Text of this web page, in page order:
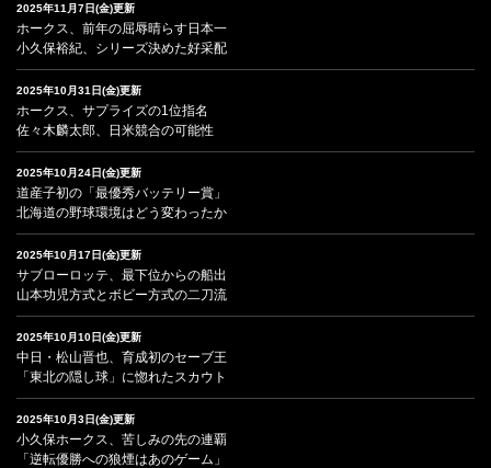
2025年11月7日(金)更新
ホークス、前年の屈辱晴らす日本一
小久保裕紀、シリーズ決めた好采配
2025年10月31日(金)更新
ホークス、サプライズの1位指名
佐々木麟太郎、日米競合の可能性
2025年10月24日(金)更新
道産子初の「最優秀バッテリー賞」
北海道の野球環境はどう変わったか
2025年10月17日(金)更新
サブローロッテ、最下位からの船出
山本功児方式とボビー方式の二刀流
2025年10月10日(金)更新
中日・松山晋也、育成初のセーブ王
「東北の隠し球」に惚れたスカウト
2025年10月3日(金)更新
小久保ホークス、苦しみの先の連覇
「逆転優勝への狼煙はあのゲーム」